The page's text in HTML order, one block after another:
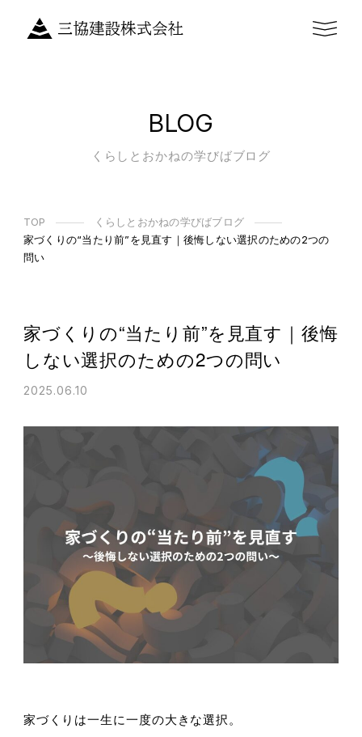
BLOG
くらしとおかねの学びばブログ
TOP
くらしとおかねの学びばブログ
家づくりの“当たり前”を見直す｜後悔しない選択のための2つの
問い
家づくりの“当たり前”を見直す｜後悔
しない選択のための2つの問い
2025.06.10
家づくりは一生に一度の大きな選択。